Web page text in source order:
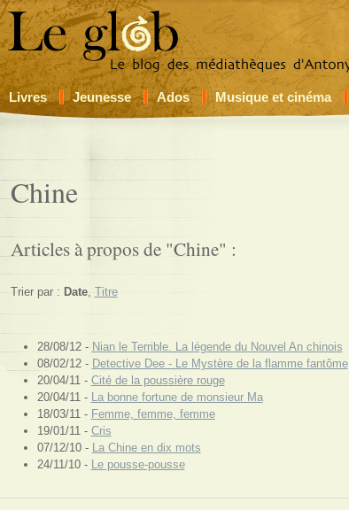
Livres Jeunesse Ados Musique et cinéma
Chine
Articles à propos de "Chine" :
Trier par : Date, Titre
28/08/12 - Nian le Terrible. La légende du Nouvel An chinois
08/02/12 - Detective Dee - Le Mystère de la flamme fantôme
20/04/11 - Cité de la poussière rouge
20/04/11 - La bonne fortune de monsieur Ma
18/03/11 - Femme, femme, femme
19/01/11 - Cris
07/12/10 - La Chine en dix mots
24/11/10 - Le pousse-pousse